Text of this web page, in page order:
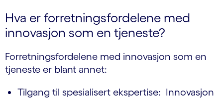
Hva er forretningsfordelene med
innovasjon som en tjeneste?
Forretningsfordelene med innovasjon som en
tjeneste er blant annet:
Tilgang til spesialisert ekspertise: Innovasjon